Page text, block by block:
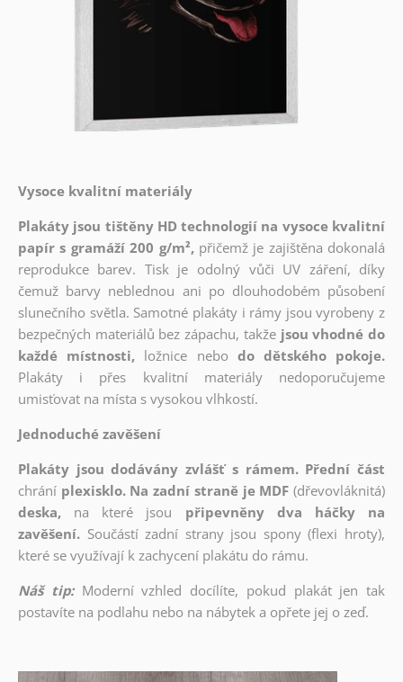
Vysoce kvalitní materiály
Plakáty jsou tištěny HD technologií na vysoce kvalitní
papír s gramáží 200 g/m², přičemž je zajištěna dokonalá
reprodukce barev. Tisk je odolný vůči UV záření, díky
čemuž barvy neblednou ani po dlouhodobém působení
slunečního světla. Samotné plakáty i rámy jsou vyrobeny z
bezpečných materiálů bez zápachu, takže jsou vhodné do
každé místnosti, ložnice nebo do dětského pokoje.
Plakáty i přes kvalitní materiály nedoporučujeme
umisťovat na místa s vysokou vlhkostí.
Jednoduché zavěšení
Plakáty jsou dodávány zvlášť s rámem. Přední část
chrání plexisklo. Na zadní straně je MDF (dřevovláknitá)
deska,
na které jsou
připevněny dva háčky na
zavěšení. Součástí zadní strany jsou spony (flexi hroty),
které se využívají k zachycení plakátu do rámu.
Náš tip: Moderní vzhled docílíte, pokud plakát jen tak
postavíte na podlahu nebo na nábytek a opřete jej o zeď.